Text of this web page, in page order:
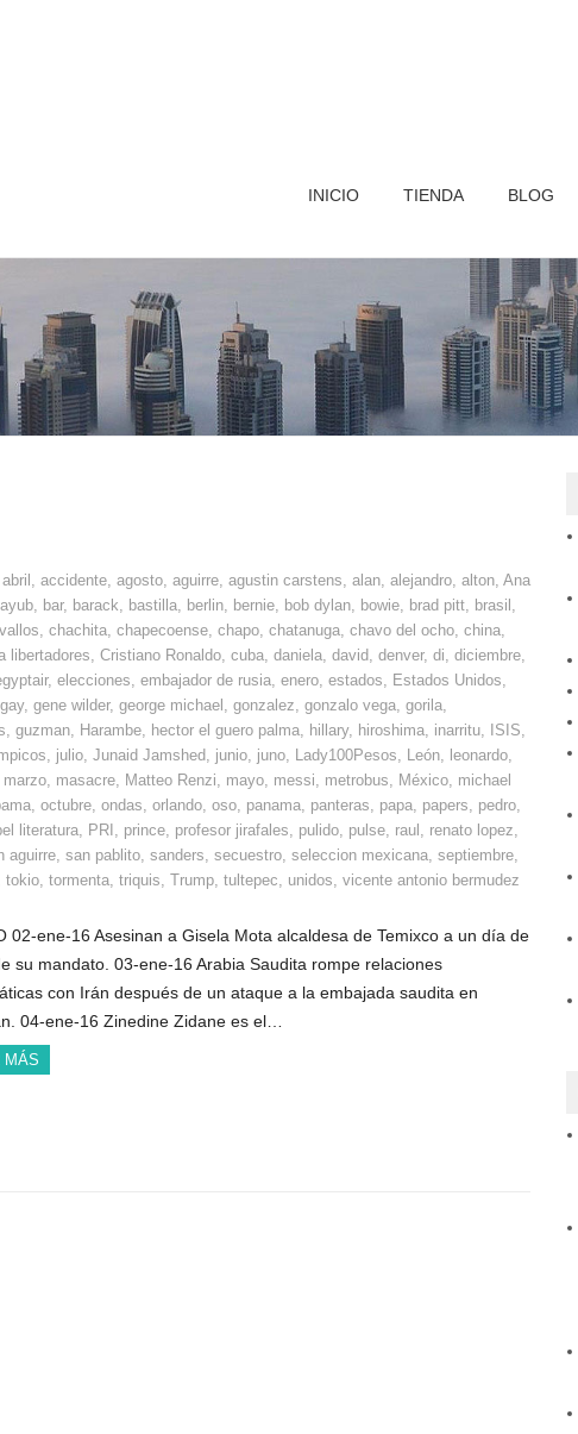
INICIO TIENDA BLOG
abril , accidente, agosto, aguirre, agustin carstens, alan, alejandro, alton, Ana
ayub, bar, barack, bastilla, berlin, bernie, bob dylan, bowie, brad pitt, brasil ,
, chachita, chapecoense, chapo, chatanuga, chavo del ocho, china,
libertadores, Cristiano Ronaldo, cuba, daniela, david, denver, di, diciembre,
, elecciones, embajador de rusia, enero, estados, Estados Unidos,
gay, gene wilder, george michael , gonzalez, gonzalo vega, gorila,
, guzman, Harambe, hector el guero palma, hillary, hiroshima, inarritu, ISIS,
, julio, Junaid Jamshed, junio, juno, Lady100Pesos, León, leonardo,
marzo, masacre, Matteo Renzi, mayo, messi, metrobus, México, michael
, octubre, ondas, orlando, oso, panama, panteras, papa, papers, pedro,
literatura, PRI , prince, profesor jirafales, pulido, pulse, raul , renato lopez,
aguirre, san pablito, sanders, secuestro, seleccion mexicana, septiembre,
tokio, tormenta, triquis, Trump, tultepec, unidos, vicente antonio bermudez
02-ene-16 Asesinan a Gisela Mota alcaldesa de Temixco a un día de
su mandato. 03-ene-16 Arabia Saudita rompe relaciones
con Irán después de un ataque a la embajada saudita en
04-ene-16 Zinedine Zidane es el…
MÁS